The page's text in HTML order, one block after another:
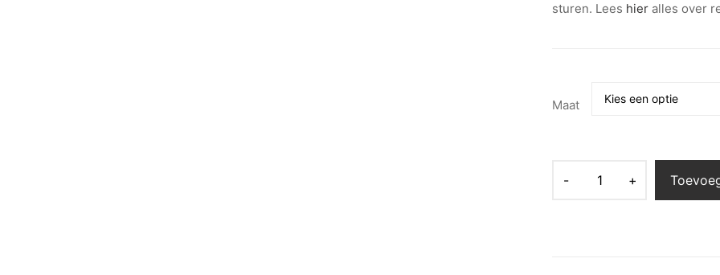
sturen. Lees hier alles over
Maat